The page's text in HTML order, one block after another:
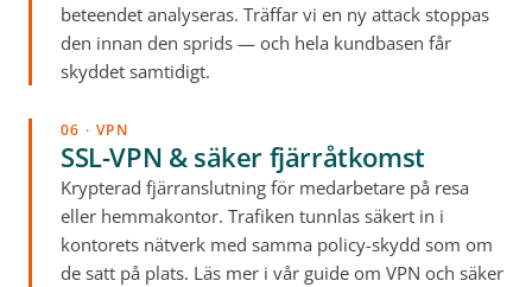
beteendet analyseras. Träffar vi en ny attack stoppas
den innan den sprids — och hela kundbasen får
skyddet samtidigt.
06 · VPN
SSL-VPN & säker fjärråtkomst
Krypterad fjärranslutning för medarbetare på resa
eller hemmakontor. Trafiken tunnlas säkert in i
kontorets nätverk med samma policy-skydd som om
de satt på plats. Läs mer i vår guide om VPN och säker